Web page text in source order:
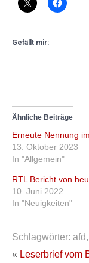
Gefällt mir:
Ähnliche Beiträge
Erneute Nennung
13. Oktober 2023
In "Allgemein"
RTL Bericht von
10. Juni 2022
In "Neuigkeiten"
Schlagwörter: afd,
« Leserbrief vom